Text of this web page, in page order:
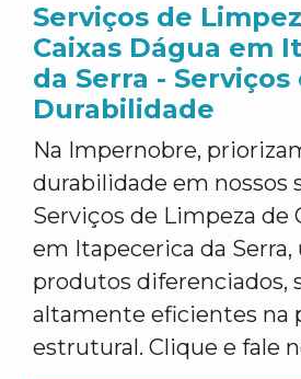
Serviços de
Caixas Dágua em
da Serra -
Durabilidade
Na Impernobre,
durabilidade em nossos
Serviços de Limpeza de
em Itapecerica da
produtos diferenciados,
altamente eficientes na
estrutural. Clique e fale